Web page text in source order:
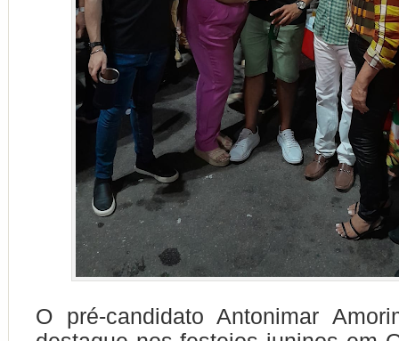
O pré-candidato Antonimar